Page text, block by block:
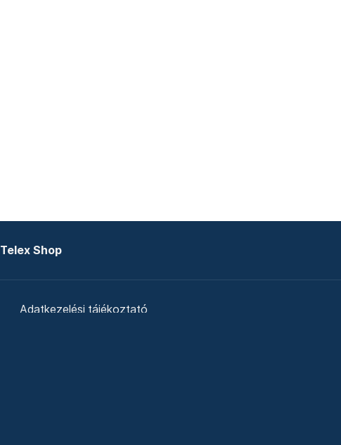
Telex Shop
Adatkezelési tájékoztató